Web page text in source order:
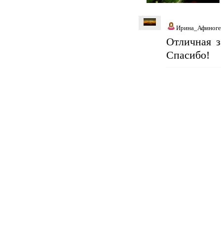
Отличная
Спасибо!